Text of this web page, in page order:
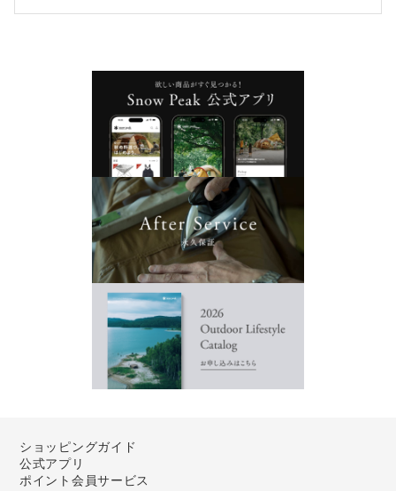
ショッピングガイド
公式アプリ
ポイント会員サービス